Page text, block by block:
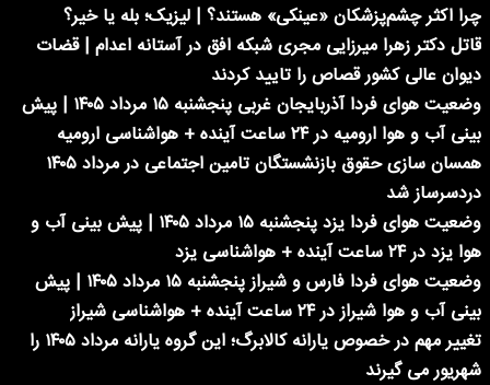
چرا اکثر چشم‌پزشکان «عینکی» هستند؟ | لیزیک؛ بله یا خیر؟
قاتل دکتر زهرا میرزایی مجری شبکه افق در آستانه اعدام | قضات
دیوان عالی کشور قصاص را تایید کردند
وضعیت هوای فردا آذربایجان غربی پنجشنبه ۱۵ مرداد ۱۴۰۵ | پیش
بینی آب و هوا ارومیه در ۲۴ ساعت آینده + هواشناسی ارومیه
همسان سازی حقوق بازنشستگان تامین اجتماعی در مرداد ۱۴۰۵
دردسرساز شد
وضعیت هوای فردا یزد پنجشنبه ۱۵ مرداد ۱۴۰۵ | پیش بینی آب و
هوا یزد در ۲۴ ساعت آینده + هواشناسی یزد
وضعیت هوای فردا فارس و شیراز پنجشنبه ۱۵ مرداد ۱۴۰۵ | پیش
بینی آب و هوا شیراز در ۲۴ ساعت آینده + هواشناسی شیراز
تغییر مهم در خصوص یارانه کالابرگ؛ این گروه یارانه مرداد ۱۴۰۵ را
شهریور می گیرند